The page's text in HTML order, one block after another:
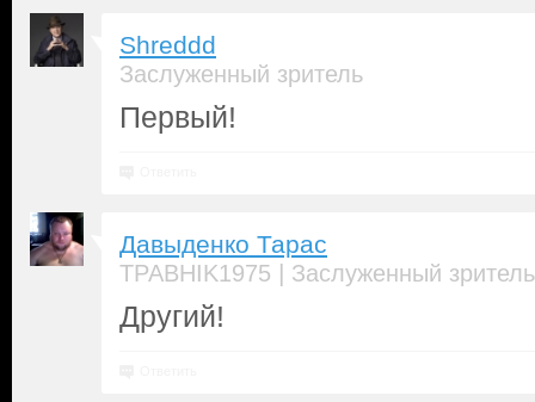
Shreddd
Заслуженный зритель
Первый!
Давыденко Тарас
TPABHIK1975 | Заслуженный зритель
Другий!